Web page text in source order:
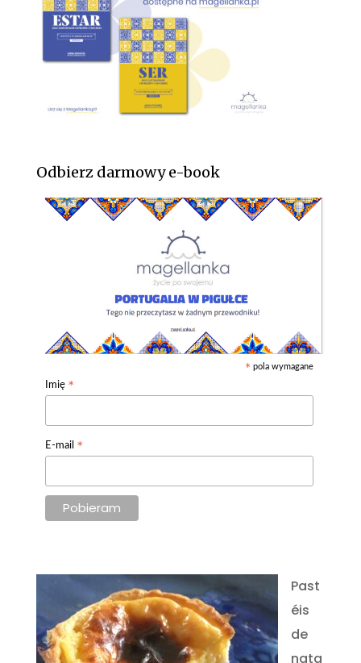
Odbierz darmowy e-book
* pola wymagane
Imię *
E-mail *
Past
éis
de
nata